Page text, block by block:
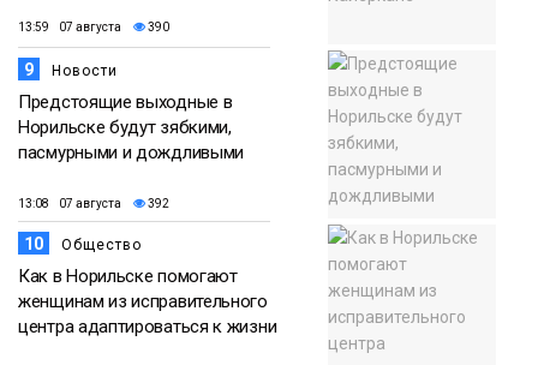
13:59 07 августа 390
9 Новости
Предстоящие выходные в
Норильске будут зябкими,
пасмурными и дождливыми
13:08 07 августа 392
10 Общество
Как в Норильске помогают
женщинам из исправительного
центра адаптироваться к жизни